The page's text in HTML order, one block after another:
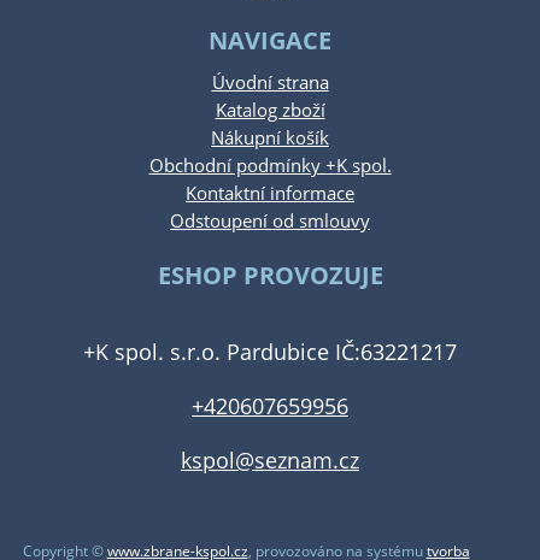
NAVIGACE
Úvodní strana
Katalog zboží
Nákupní košík
Obchodní podmínky +K spol.
Kontaktní informace
Odstoupení od smlouvy
ESHOP PROVOZUJE
+K spol. s.r.o. Pardubice IČ:63221217
+420607659956
kspol@seznam.cz
Copyright ©www.zbrane-kspol.cz, provozováno na systémutvorba